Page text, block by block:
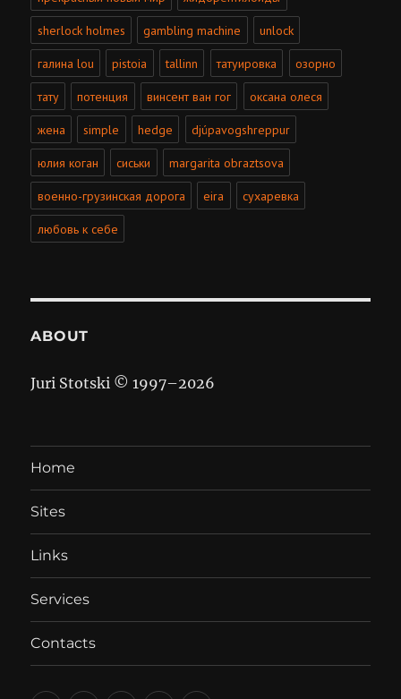
sherlock holmes gambling machine unlock
галина lou pistoia tallinn татуировка озорно
тату потенция винсент ван гог оксана олеся
жена simple hedge djúpavogshreppur
юлия коган сиськи margarita obraztsova
военно-грузинская дорога eira сухаревка
любовь к себе
ABOUT
Juri Stotski © 1997–2026
Home
Sites
Links
Services
Contacts